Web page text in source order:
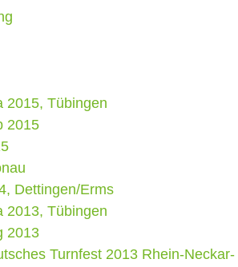
2015, Tübingen
2015
Dettingen/Erms
2013, Tübingen
2013
Turnfest 2013 Rhein-Neckar-